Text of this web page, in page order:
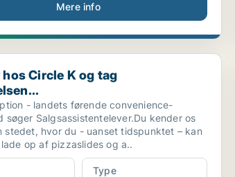
Mere info
Circle K og tag uddannelsen...
Circle K og tag
- landets førende convenience-
søger Salgsassistentelever.Du kender os
stedet, hvor du - uanset tidspunktet – kan
op af pizzaslides og a..
Type